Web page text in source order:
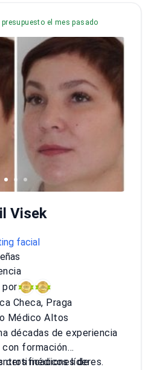
el mes pasado
Visek
facial
Checa, Praga
Médico Altos
décadas de experiencia
formación
médicos líderes.
certificaciones de